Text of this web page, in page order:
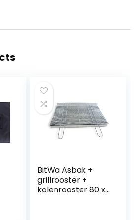
BitWa Asbak +
grillrooster +
kolenrooster 80 x